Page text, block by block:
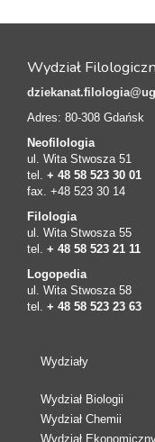
Wydział
Adres: 80-308 Gdańsk
Neofilologia
ul. Wita Stwosza 51
tel. + 48 58 523 30 01
fax. +48 523 30 14
Filologia
ul. Wita Stwosza 55
tel. + 48 58 523 21 11
Logopedia
ul. Wita Stwosza 58
tel. + 48 58 523 23 63
Wydziały
Wydział Biologii
Wydział Chemii
Wydział